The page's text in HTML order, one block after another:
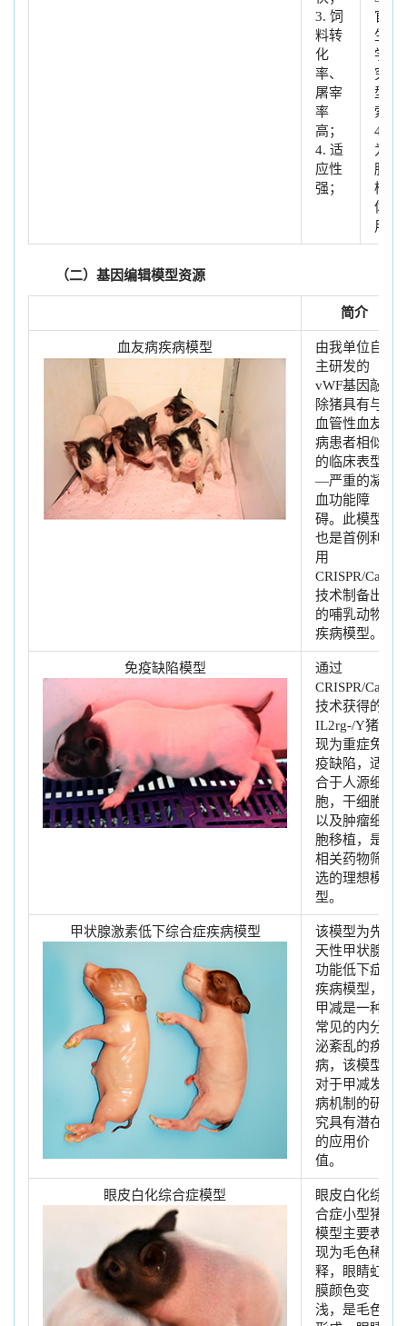
3. 饲
料转
化
率、
屠宰
率
高；
4. 适
应性
强；
官再
生医
学研
究模
型探
索
4. 作
为胚
胎移
植受
体使
用
（二）基因编辑模型资源
简介
血友病疾病模型
由我单位自
主研发的
vWF基因敲
除猪具有与
血管性血友
病患者相似
的临床表型
—严重的凝
血功能障
碍。此模型
也是首例利
用
CRISPR/Cas9
技术制备出
的哺乳动物
疾病模型。
免疫缺陷模型
通过
CRISPR/Cas9
技术获得的
IL2rg-/Y猪表
现为重症免
疫缺陷，适
合于人源细
胞，干细胞
以及肿瘤细
胞移植，是
相关药物筛
选的理想模
型。
甲状腺激素低下综合症疾病模型
该模型为先
天性甲状腺
功能低下症
疾病模型，
甲减是一种
常见的内分
泌紊乱的疾
病，该模型
对于甲减发
病机制的研
究具有潜在
的应用价
值。
眼皮白化综合症模型
眼皮白化综
合症小型猪
模型主要表
现为毛色稀
释，眼睛虹
膜颜色变
浅，是毛色